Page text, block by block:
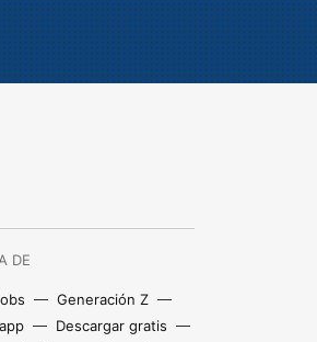
DE
Generación Z
Descargar gratis